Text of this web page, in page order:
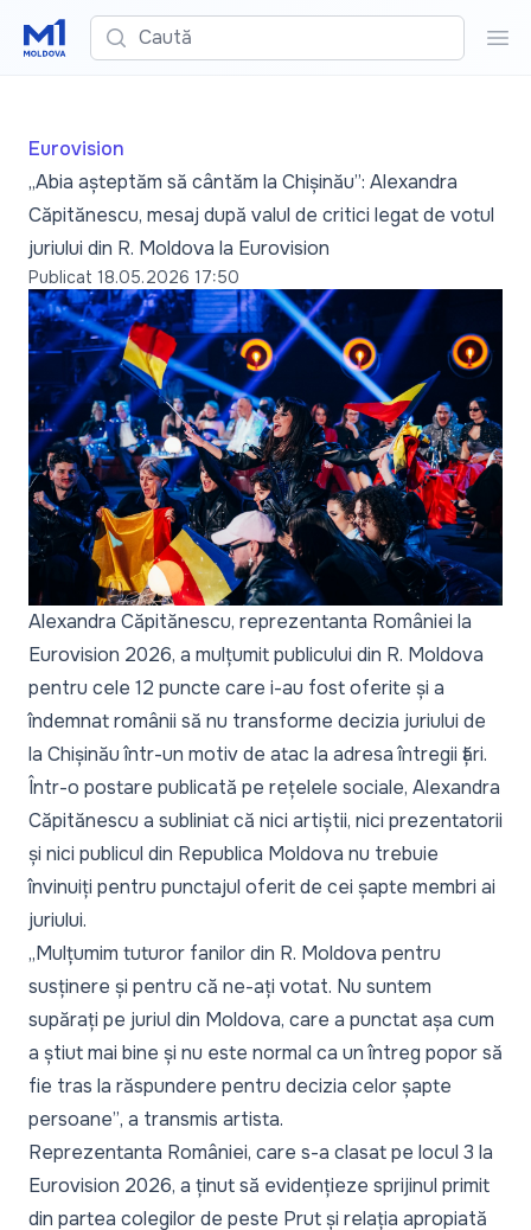
Caută
Eurovision
„Abia așteptăm să cântăm la Chișinău”: Alexandra
Căpitănescu, mesaj după valul de critici legat de votul
juriului din R. Moldova la Eurovision
Publicat 18.05.2026 17:50
Alexandra Căpitănescu, reprezentanta României la
Eurovision 2026, a mulțumit publicului din R. Moldova
pentru cele 12 puncte care i-au fost oferite și a
îndemnat românii să nu transforme decizia juriului de
la Chișinău într-un motiv de atac la adresa întregii țări.
Într-o postare publicată pe rețelele sociale, Alexandra
Căpitănescu a subliniat că nici artiștii, nici prezentatorii
și nici publicul din Republica Moldova nu trebuie
învinuiți pentru punctajul oferit de cei șapte membri ai
juriului.
„Mulțumim tuturor fanilor din R. Moldova pentru
susținere și pentru că ne-ați votat. Nu suntem
supărați pe juriul din Moldova, care a punctat așa cum
a știut mai bine și nu este normal ca un întreg popor să
fie tras la răspundere pentru decizia celor șapte
persoane”, a transmis artista.
Reprezentanta României, care s-a clasat pe locul 3 la
Eurovision 2026, a ținut să evidențieze sprijinul primit
din partea colegilor de peste Prut și relația apropiată